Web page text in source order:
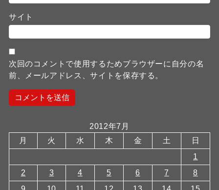
サイト
次回のコメントで使用するためブラウザーに自分の名
前、メールアドレス、サイトを保存する。
2012年7月
月
火 水 木 金 土
日
1
2
3 4 5 6 7
8